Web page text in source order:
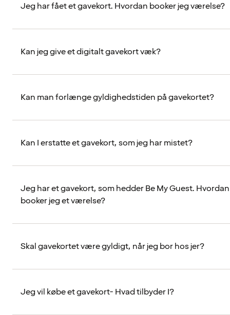
Jeg har fået et gavekort. Hvordan booker jeg værelse?
Kan jeg give et digitalt gavekort væk?
Kan man forlænge gyldighedstiden på gavekortet?
Kan I erstatte et gavekort, som jeg har mistet?
Jeg har et gavekort, som hedder Be My Guest. Hvordan
booker jeg et værelse?
Skal gavekortet være gyldigt, når jeg bor hos jer?
Jeg vil købe et gavekort- Hvad tilbyder I?